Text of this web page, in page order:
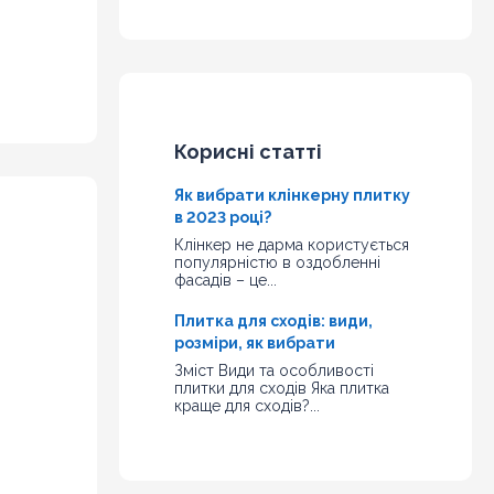
Корисні статті
Як вибрати клінкерну плитку
в 2023 році?
Клінкер не дарма користується
популярністю в оздобленні
фасадів – це...
Плитка для сходів: види,
розміри, як вибрати
Зміст Види та особливості
плитки для сходів Яка плитка
краще для сходів?...